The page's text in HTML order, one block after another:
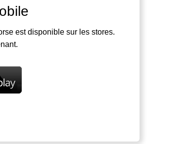
est disponible sur les stores.